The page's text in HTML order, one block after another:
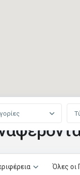
Όλες οι